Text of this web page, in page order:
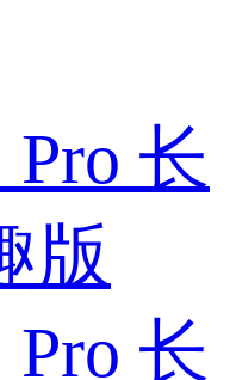
长
版
长